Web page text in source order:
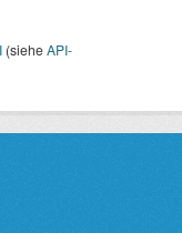
(sieheAPI-